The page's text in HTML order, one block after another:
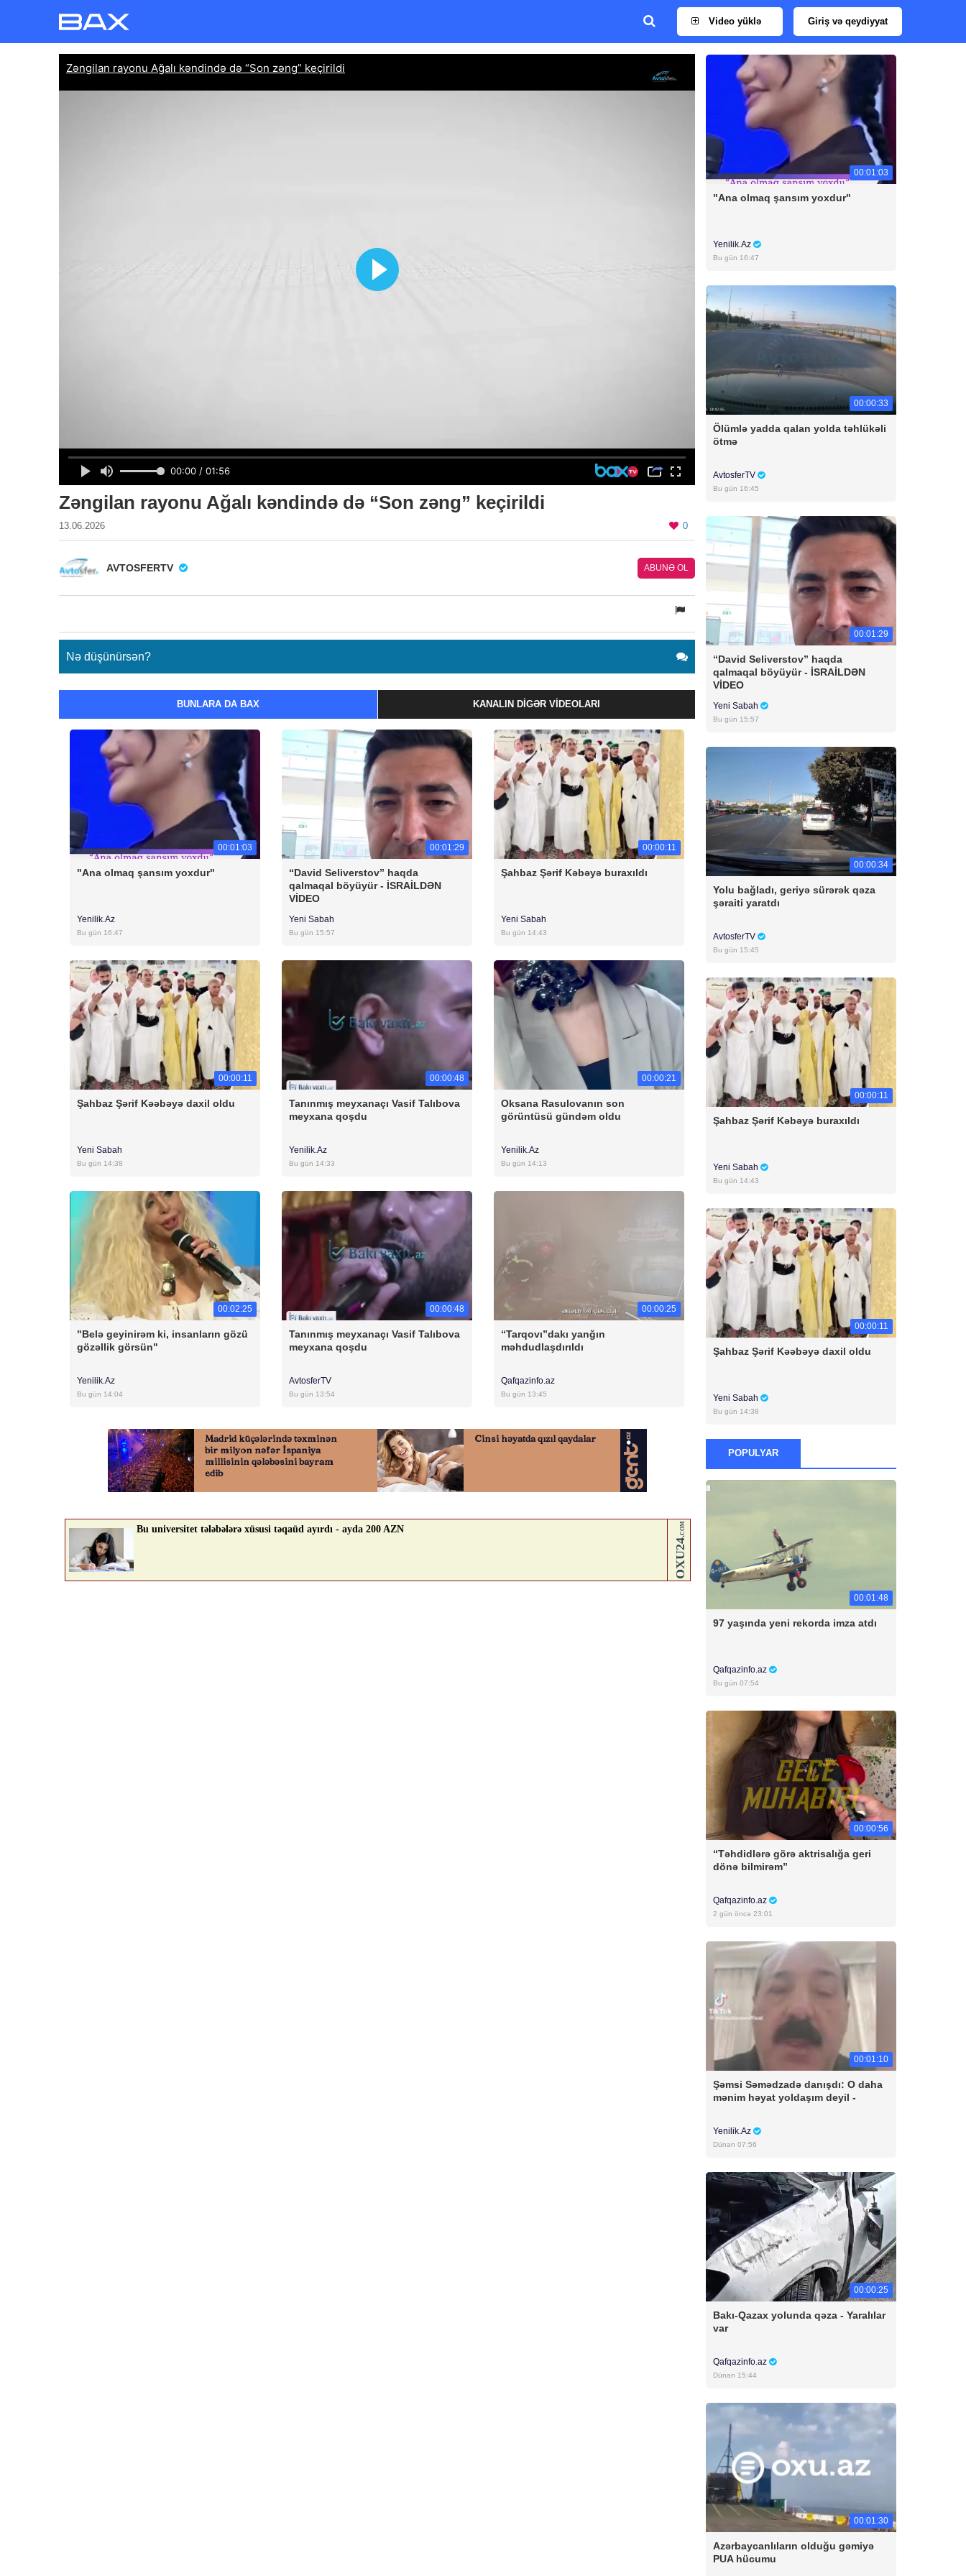
Video yüklə Giriş və qeydiyyat
Zəngilan rayonu Ağalı kəndində də “Son zəng” keçirildi
13.06.2026 0
AVTOSFERTV ABUNƏ OL
Nə düşünürsən?
BUNLARA DA BAX KANALIN DIGƏR VIDEOLARI
00:01:03
"Ana olmaq şansım yoxdur"
Yenilik.Az
Bu gün 16:47
00:01:29
“David Seliverstov” haqda
qalmaqal böyüyür - İSRAİLDƏN
VİDEO
Yeni Sabah
Bu gün 15:57
00:00:11
Şahbaz Şərif Kəbəyə buraxıldı
Yeni Sabah
Bu gün 14:43
00:00:11
Şahbaz Şərif Kəəbəyə daxil oldu
Yeni Sabah
Bu gün 14:38
00:00:48
Tanınmış meyxanaçı Vasif Talıbova
meyxana qoşdu
Yenilik.Az
Bu gün 14:33
00:00:21
Oksana Rasulovanın son
görüntüsü gündəm oldu
Yenilik.Az
Bu gün 14:13
00:02:25
"Belə geyinirəm ki, insanların gözü
gözəllik görsün"
Yenilik.Az
Bu gün 14:04
00:00:48
Tanınmış meyxanaçı Vasif Talıbova
meyxana qoşdu
AvtosferTV
Bu gün 13:54
00:00:25
“Tarqovı”dakı yanğın
məhdudlaşdırıldı
Qafqazinfo.az
Bu gün 13:45
00:01:03
"Ana olmaq şansım yoxdur"
Yenilik.Az
Bu gün 16:47
00:00:33
Ölümlə yadda qalan yolda təhlükəli
ötmə
AvtosferTV
Bu gün 16:45
00:01:29
“David Seliverstov” haqda
qalmaqal böyüyür - İSRAİLDƏN
VİDEO
Yeni Sabah
Bu gün 15:57
00:00:34
Yolu bağladı, geriyə sürərək qəza
şəraiti yaratdı
AvtosferTV
Bu gün 15:45
00:00:11
Şahbaz Şərif Kəbəyə buraxıldı
Yeni Sabah
Bu gün 14:43
00:00:11
Şahbaz Şərif Kəəbəyə daxil oldu
Yeni Sabah
Bu gün 14:38
POPULYAR
00:01:48
97 yaşında yeni rekorda imza atdı
Qafqazinfo.az
Bu gün 07:54
00:00:56
“Təhdidlərə görə aktrisalığa geri
dönə bilmirəm”
Qafqazinfo.az
2 gün öncə 23:01
00:01:10
Şəmsi Səmədzadə danışdı: O daha
mənim həyat yoldaşım deyil -
Yenilik.Az
Dünən 07:56
00:00:25
Bakı-Qazax yolunda qəza - Yaralılar
var
Qafqazinfo.az
Dünən 15:44
00:01:30
Azərbaycanlıların olduğu gəmiyə
PUA hücumu